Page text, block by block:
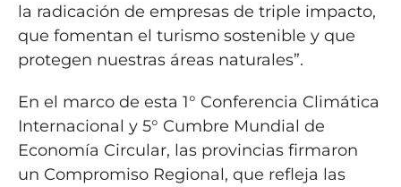
la radicación de empresas de triple impacto,
que fomentan el turismo sostenible y que
protegen nuestras áreas naturales”.
En el marco de esta 1° Conferencia Climática
Internacional y 5° Cumbre Mundial de
Economía Circular, las provincias firmaron
un Compromiso Regional, que refleja las